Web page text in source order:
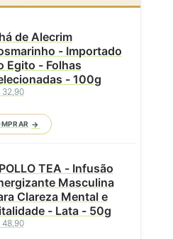
de Alecrim
- Importado
Egito - Folhas
- 100g
32,90
TEA - Infusão
Masculina
Clareza Mental e
- Lata - 50g
48,90